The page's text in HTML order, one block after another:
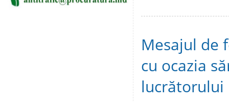
Mesajul de
cu ocazia
lucrătorului